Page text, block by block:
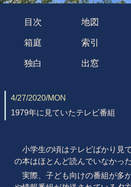
目次 地図
箱庭 索引
独白 出窓
4/27/2020/MON
1979年に見ていたテレビ番組
小学生の頃はテレビばかり見
の本はほとんど読んでいなかった
実際、子ども向けの番組が多